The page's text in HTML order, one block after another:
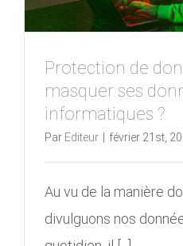
Protection de
masquer ses
informatiques ?
Par Editeur février 21st,
Au vu de la manière
divulguons nos